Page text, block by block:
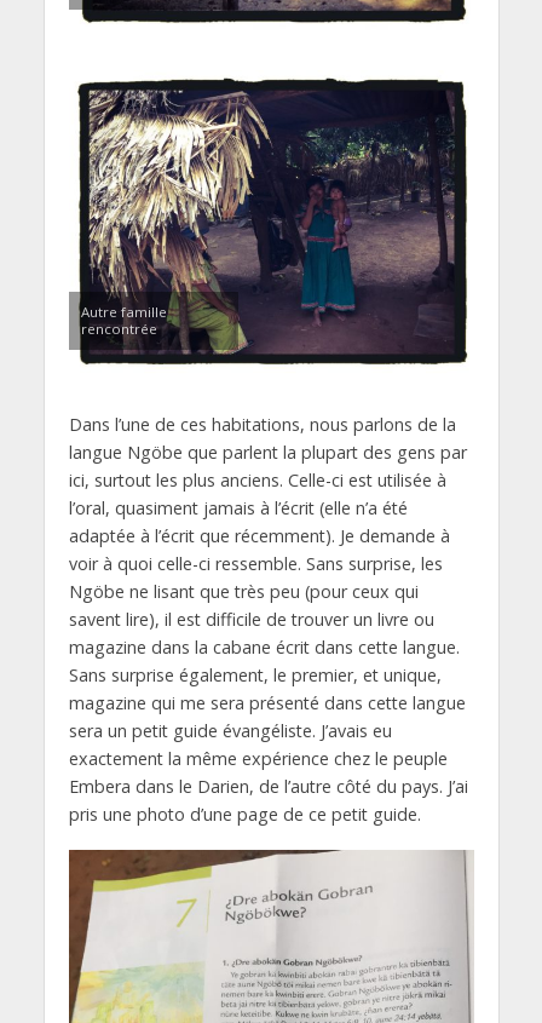
Autre famille
rencontrée
Dans l’une de ces habitations, nous parlons de la
langue Ngöbe que parlent la plupart des gens par
ici, surtout les plus anciens. Celle-ci est utilisée à
l’oral, quasiment jamais à l’écrit (elle n’a été
adaptée à l’écrit que récemment). Je demande à
voir à quoi celle-ci ressemble. Sans surprise, les
Ngöbe ne lisant que très peu (pour ceux qui
savent lire), il est difficile de trouver un livre ou
magazine dans la cabane écrit dans cette langue.
Sans surprise également, le premier, et unique,
magazine qui me sera présenté dans cette langue
sera un petit guide évangéliste. J’avais eu
exactement la même expérience chez le peuple
Embera dans le Darien, de l’autre côté du pays. J’ai
pris une photo d’une page de ce petit guide.